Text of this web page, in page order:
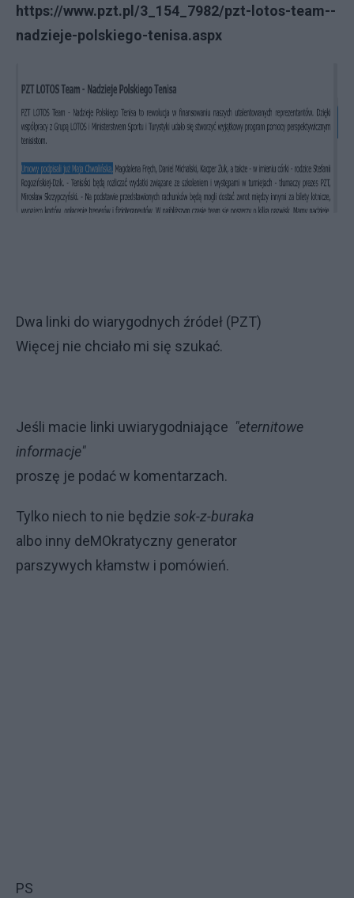
https://www.pzt.pl/3_154_7982/pzt-lotos-team--
nadzieje-polskiego-tenisa.aspx
Dwa linki do wiarygodnych źródeł (PZT)
Więcej nie chciało mi się szukać.
Jeśli macie linki uwiarygodniające "eternitowe
informacje"
proszę je podać w komentarzach.
Tylko niech to nie będzie sok-z-buraka
albo inny deMOkratyczny generator
parszywych kłamstw i pomówień.
PS